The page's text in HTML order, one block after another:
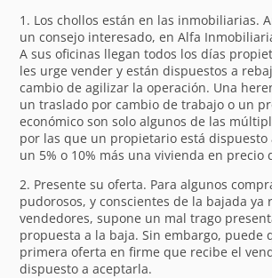
1. Los chollos están en las inmobiliarias.
un consejo interesado, en Alfa
A sus oficinas llegan todos los días
les urge vender y están dispuestos a
cambio de agilizar la operación. Una
un traslado por cambio de trabajo o un
económico son solo algunos de las
por las que un propietario está dispuesto
un 5% o 10% más una vivienda en precio
2. Presente su oferta. Para algunos
pudorosos, y conscientes de la bajada ya
vendedores, supone un mal trago
propuesta a la baja. Sin embargo, puede
primera oferta en firme que recibe el
dispuesto a aceptarla.